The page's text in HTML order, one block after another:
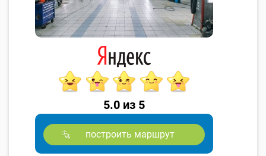
5.0 из 5
построить маршрут